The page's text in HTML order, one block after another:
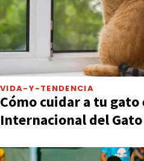
VIDA-Y-TENDENCIA
Cómo cuidar a tu gato
Internacional del Gato